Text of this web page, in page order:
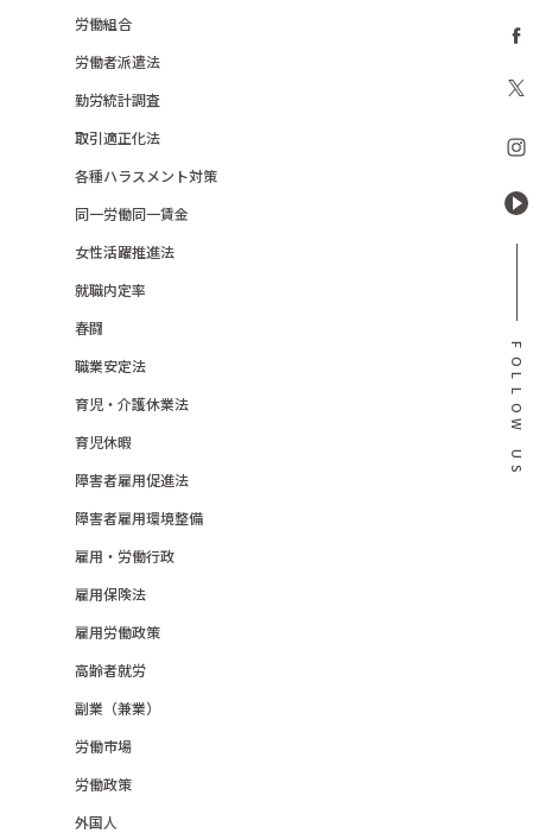
F
O
L
L
O
W
U
S
労働組合
労働者派遣法
勤労統計調査
取引適正化法
各種ハラスメント対策
同一労働同一賃金
女性活躍推進法
就職内定率
春闘
職業安定法
育児・介護休業法
育児休暇
障害者雇用促進法
障害者雇用環境整備
雇用・労働行政
雇用保険法
雇用労働政策
高齢者就労
副業（兼業）
労働市場
労働政策
外国人